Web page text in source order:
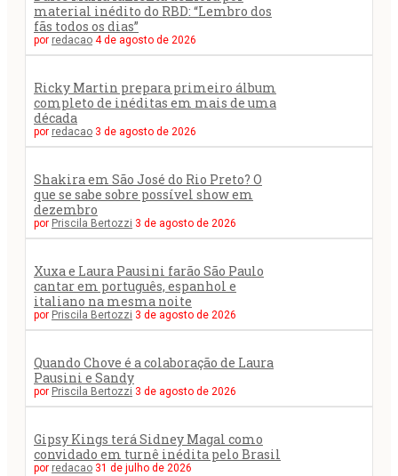
material inédito do RBD: “Lembro dos
fãs todos os dias”
por redacao 4 de agosto de 2026
Ricky Martin prepara primeiro álbum
completo de inéditas em mais de uma
década
por redacao 3 de agosto de 2026
Shakira em São José do Rio Preto? O
que se sabe sobre possível show em
dezembro
por Priscila Bertozzi 3 de agosto de 2026
Xuxa e Laura Pausini farão São Paulo
cantar em português, espanhol e
italiano na mesma noite
por Priscila Bertozzi 3 de agosto de 2026
Quando Chove é a colaboração de Laura
Pausini e Sandy
por Priscila Bertozzi 3 de agosto de 2026
Gipsy Kings terá Sidney Magal como
convidado em turnê inédita pelo Brasil
por redacao 31 de julho de 2026